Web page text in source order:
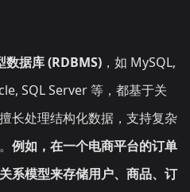
数据库 (RDBMS) ，如 MySQL,
SQL Server 等，都基于关
长处理结构化数据，支持复杂
例如，在一个电商平台的订单
系模型来存储用户、商品、订